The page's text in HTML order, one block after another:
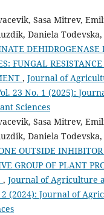
Sasa Mitrev,
Daniela
FUNGAL
, Journal of
23 No. 1 (2025):
Sciences
Sasa Mitrev,
Daniela
OUTSIDE
GROUP OF PLANT
, Journal of Agriculture
2 (2024): Journal of